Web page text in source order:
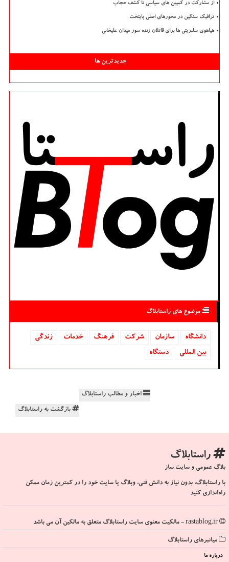
از مشارکت در کمپین های سیاسی تا کشف حجاب
ترافیک سنگین در محورهای اصلی پایتخت
هیاهوی سلبریتی ها برای قاتلان زنده سوز میدان علیخانی
جدیدترین ها
موضوع های راستابلاگ
دانشگاه‌ سازمان شركت فرهنگ خدمات
زندگی
بین المللی
دستگاه
اخبار و مطالب راستابلاگ
بازگشت به راستابلاگ
راستابلاگ
بلاگ عمومی و سایت ساز
با راستابلاگ، بدون نیاز به دانش فنی، وبلاگ یا سایت خود را در کمترین زمان ممکن
راه‌اندازی کنید
میانبرهای راستابلاگ
درباره ما